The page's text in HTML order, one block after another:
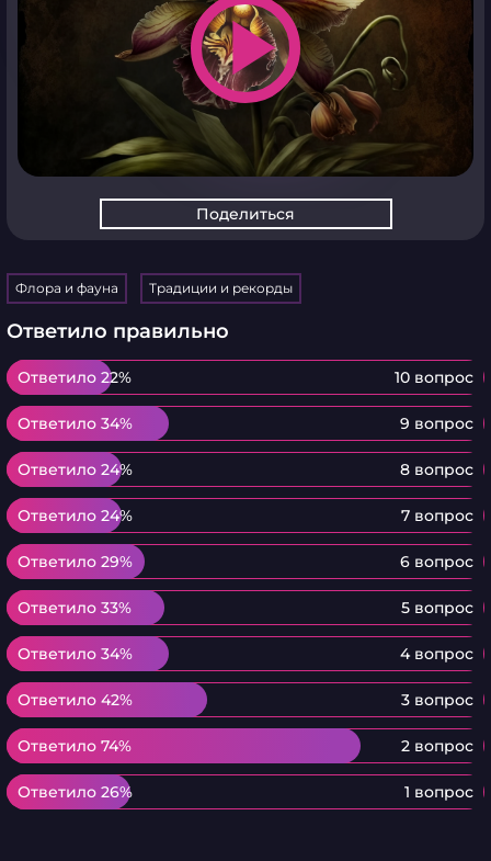
play_arrow
Поделиться
Флора и фауна Традиции и рекорды
Ответило правильно
Ответило 22% 10 вопрос
Ответило 22%
Ответило 34% 9 вопрос
Ответило 34%
Ответило 24% 8 вопрос
Ответило 24%
Ответило 24% 7 вопрос
Ответило 24%
Ответило 29% 6 вопрос
Ответило 29%
Ответило 33% 5 вопрос
Ответило 33%
Ответило 34% 4 вопрос
Ответило 34%
Ответило 42% 3 вопрос
Ответило 42%
Ответило 74% 2 вопрос
Ответило 74%
Ответило 26% 1 вопрос
Ответило 26%